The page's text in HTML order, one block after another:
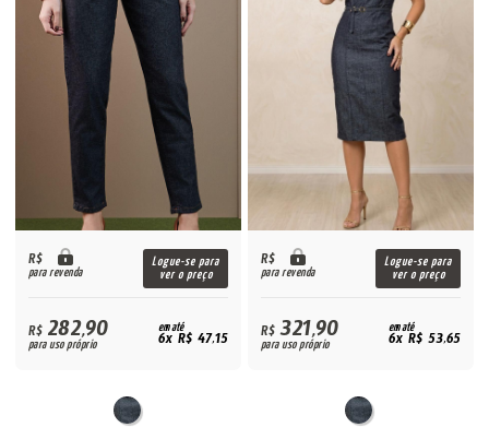
R$
para revenda
Logue-se para
ver o preço
R$282,90
para uso próprio
em até
6x R$ 47,15
R$
para revenda
Logue-se para
ver o preço
R$321,90
para uso próprio
em até
6x R$ 53,65